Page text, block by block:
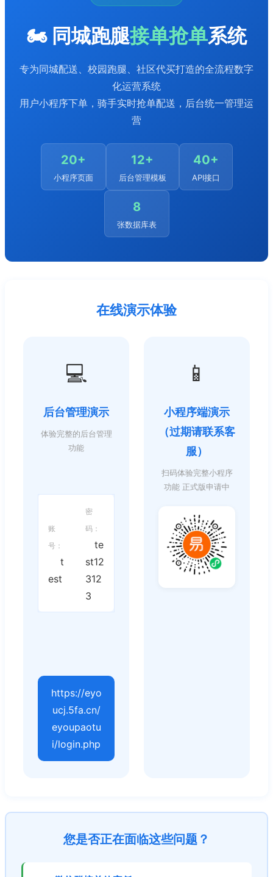
🏍️ 同城跑腿接单抢单系统
专为同城配送、校园跑腿、社区代买打造的全流程数字
化运营系统
用户小程序下单，骑手实时抢单配送，后台统一管理运
营
20+
小程序页面
12+
后台管理模板
40+
API接口
8
张数据库表
在线演示体验
💻
后台管理演示
体验完整的后台管理
功能
账
号：
t
est
密
码：
te
st12
312
3
https://eyo
ucj.5fa.cn/
eyoupaotu
i/login.php
📱
小程序端演示
（过期请联系客
服）
扫码体验完整小程序
功能 正式版申请中
您是否正在面临这些问题？